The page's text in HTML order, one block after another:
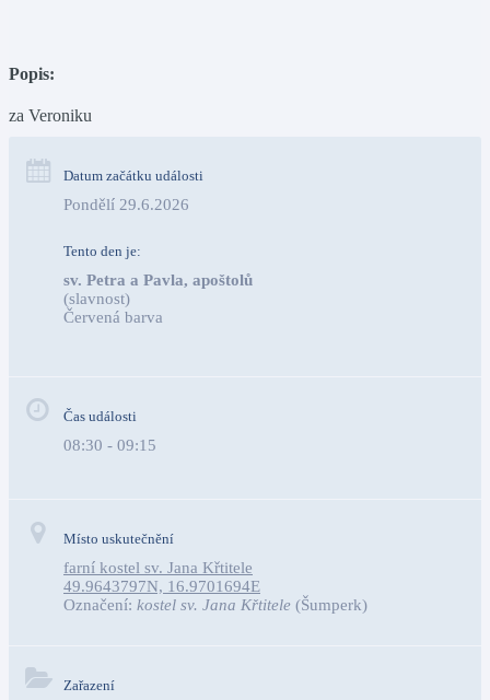
Popis:
za Veroniku
Datum začátku události
Pondělí 29.6.2026
Tento den je:
sv. Petra a Pavla, apoštolů
(slavnost)
Červená barva
Čas události
08:30 - 09:15
Místo uskutečnění
farní kostel sv. Jana Křtitele
49.9643797N, 16.9701694E
Označení: kostel sv. Jana Křtitele (Šumperk)
Zařazení